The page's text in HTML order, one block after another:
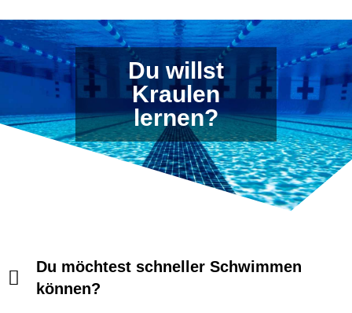
Du willst
Kraulen
lernen?
Du möchtest schneller Schwimmen
können?